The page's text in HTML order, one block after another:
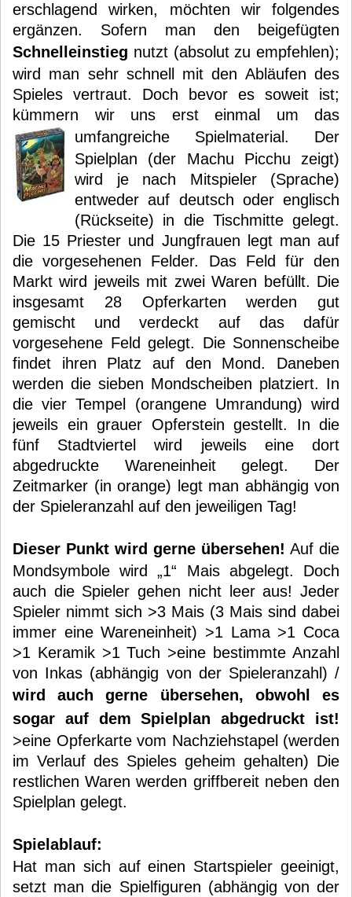
erschlagend wirken, möchten wir folgendes
ergänzen. Sofern man den beigefügten
Schnelleinstieg nutzt (absolut zu empfehlen);
wird man sehr schnell mit den Abläufen des
Spieles vertraut. Doch bevor es soweit ist;
kümmern wir uns erst einmal um das
umfangreiche Spielmaterial. Der
Spielplan (der Machu Picchu zeigt)
wird je nach Mitspieler (Sprache)
entweder auf deutsch oder englisch
(Rückseite) in die Tischmitte gelegt.
Die 15 Priester und Jungfrauen legt man auf
die vorgesehenen Felder. Das Feld für den
Markt wird jeweils mit zwei Waren befüllt. Die
insgesamt 28 Opferkarten werden gut
gemischt und verdeckt auf das dafür
vorgesehene Feld gelegt. Die Sonnenscheibe
findet ihren Platz auf den Mond. Daneben
werden die sieben Mondscheiben platziert. In
die vier Tempel (orangene Umrandung) wird
jeweils ein grauer Opferstein gestellt. In die
fünf Stadtviertel wird jeweils eine dort
abgedruckte Wareneinheit gelegt. Der
Zeitmarker (in orange) legt man abhängig von
der Spieleranzahl auf den jeweiligen Tag!
Dieser Punkt wird gerne übersehen! Auf die
Mondsymbole wird „1“ Mais abgelegt. Doch
auch die Spieler gehen nicht leer aus! Jeder
Spieler nimmt sich >3 Mais (3 Mais sind dabei
immer eine Wareneinheit) >1 Lama >1 Coca
>1 Keramik >1 Tuch >eine bestimmte Anzahl
von Inkas (abhängig von der Spieleranzahl) /
wird auch gerne übersehen, obwohl es
sogar auf dem Spielplan abgedruckt ist!
>eine Opferkarte vom Nachziehstapel (werden
im Verlauf des Spieles geheim gehalten) Die
restlichen Waren werden griffbereit neben den
Spielplan gelegt.
Spielablauf:
Hat man sich auf einen Startspieler geeinigt,
setzt man die Spielfiguren (abhängig von der